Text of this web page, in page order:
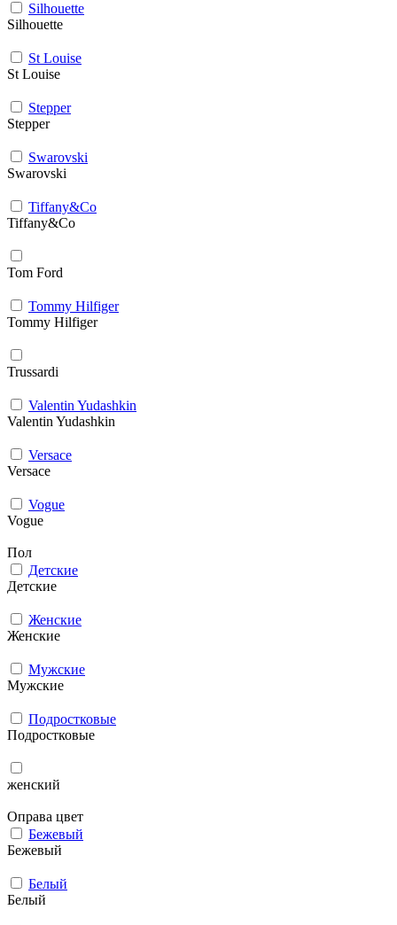
Silhouette
Silhouette
St Louise
St Louise
Stepper
Stepper
Swarovski
Swarovski
Tiffany&Co
Tiffany&Co
Tom Ford
Tommy Hilfiger
Tommy Hilfiger
Trussardi
Valentin Yudashkin
Valentin Yudashkin
Versace
Versace
Vogue
Vogue
Пол
Детские
Детские
Женские
Женские
Мужcкие
Мужcкие
Подростковые
Подростковые
женский
Оправа цвет
Бежевый
Бежевый
Белый
Белый